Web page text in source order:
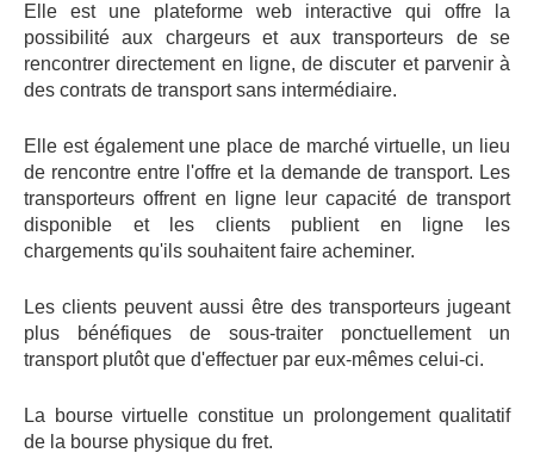
Elle est une plateforme web interactive qui offre la
possibilité aux chargeurs et aux transporteurs de se
rencontrer directement en ligne, de discuter et parvenir à
des contrats de transport sans intermédiaire.
Elle est également une place de marché virtuelle, un lieu
de rencontre entre l'offre et la demande de transport. Les
transporteurs offrent en ligne leur capacité de transport
disponible et les clients publient en ligne les
chargements qu'ils souhaitent faire acheminer.
Les clients peuvent aussi être des transporteurs jugeant
plus bénéfiques de sous-traiter ponctuellement un
transport plutôt que d'effectuer par eux-mêmes celui-ci.
La bourse virtuelle constitue un prolongement qualitatif
de la bourse physique du fret.